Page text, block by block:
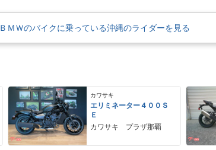
ＢＭＷのバイクに乗っている沖縄のライダーを見る
カワサキ
エリミネーター４００Ｓ
Ｅ
カワサキ プラザ那覇